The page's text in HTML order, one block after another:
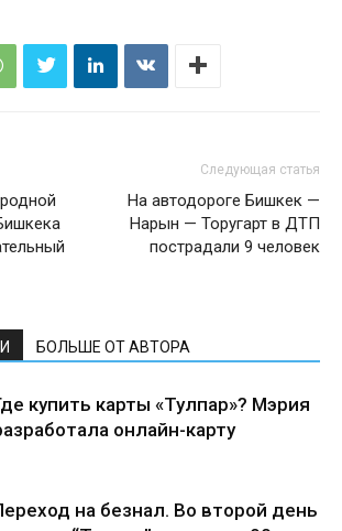
Следующая статья
На автодороге Бишкек —
Нарын — Торугарт в ДТП
пострадали 9 человек
БОЛЬШЕ ОТ АВТОРА
купить карты «Тулпар»? Мэрия
онлайн-карту
на безнал. Во второй день